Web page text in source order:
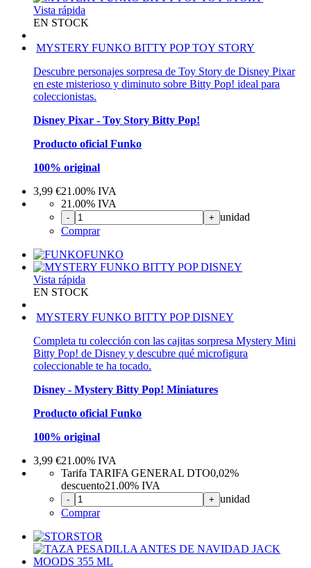
Vista rápida
EN STOCK
MYSTERY FUNKO BITTY POP TOY STORY
Descubre personajes sorpresa de Toy Story de Disney Pixar
en este misterioso y diminuto sobre Bitty Pop! ideal para
coleccionistas.
Disney Pixar - Toy Story Bitty Pop!
Producto oficial Funko
100% original
3,99 €21.00% IVA
21.00% IVA
- + unidad
Comprar
FUNKO
Vista rápida
EN STOCK
MYSTERY FUNKO BITTY POP DISNEY
Completa tu colección con las cajitas sorpresa Mystery Mini
Bitty Pop! de Disney y descubre qué microfigura
coleccionable te ha tocado.
Disney - Mystery Bitty Pop! Miniatures
Producto oficial Funko
100% original
3,99 €21.00% IVA
Tarifa TARIFA GENERAL DTO0,02%
descuento21.00% IVA
- + unidad
Comprar
STOR